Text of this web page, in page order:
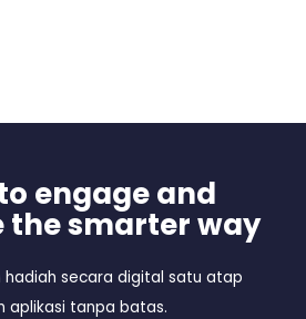
engage and
the smarter way
hadiah secara digital satu atap
aplikasi tanpa batas.